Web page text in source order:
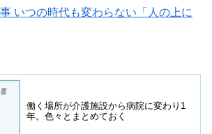
いつの時代も変わらない「人の上に
働く場所が介護施設から病院に変わり1
年。色々とまとめておく